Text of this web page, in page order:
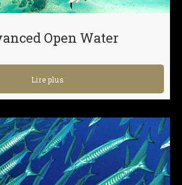
Open Water
Lire plus